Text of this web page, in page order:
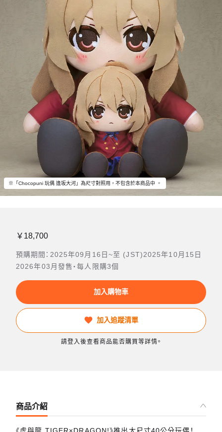
※「Chocopuni 玩偶 逢坂大河」為尺寸對照用，不包含於本商品中 。
￥18,700
預購期間：2025年09月16日~至 (JST)2025年10月15日
2026年03月發售・每人限購3個
加入購物車
加入追蹤清單
請登入後查看商品能否購買等詳情。
商品介紹